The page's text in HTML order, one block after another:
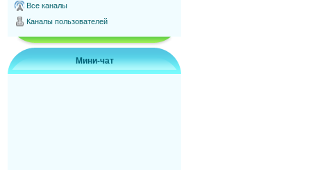
Все каналы
Каналы пользователей
Мини-чат